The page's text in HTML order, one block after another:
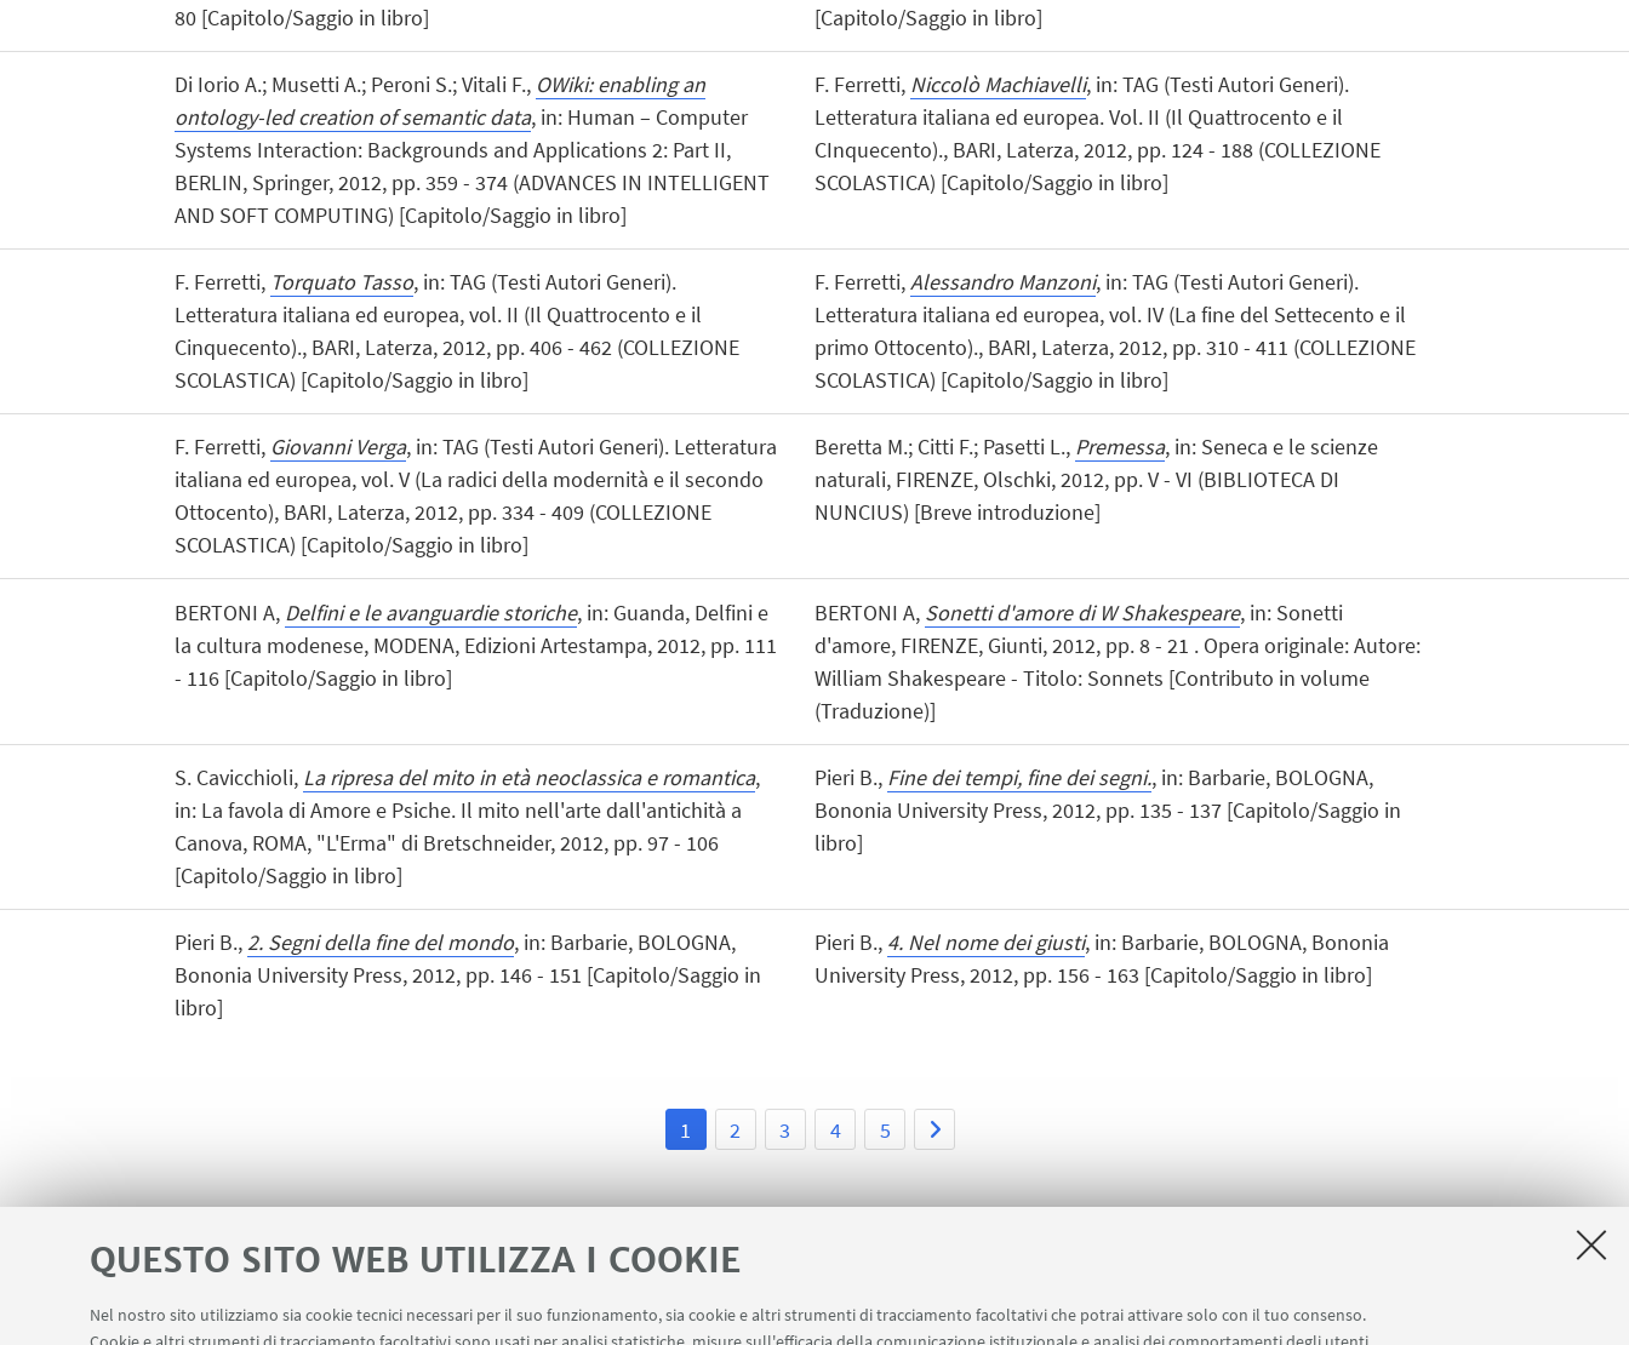
QUESTO SITO WEB UTILIZZA I COOKIE
Nel nostro sito utilizziamo sia cookie tecnici necessari per il suo funzionamento, sia cookie e altri strumenti di tracciamento facoltativi che potrai attivare solo con il tuo consenso.
80 [Capitolo/Saggio in libro]
[Capitolo/Saggio in libro]
Di Iorio A.; Musetti A.; Peroni S.; Vitali F., OWiki: enabling an
ontology-led creation of semantic data, in: Human – Computer
Systems Interaction: Backgrounds and Applications 2: Part II,
BERLIN, Springer, 2012, pp. 359 - 374 (ADVANCES IN INTELLIGENT
AND SOFT COMPUTING) [Capitolo/Saggio in libro]
F. Ferretti, Niccolò Machiavelli, in: TAG (Testi Autori Generi).
Letteratura italiana ed europea. Vol. II (Il Quattrocento e il
CInquecento)., BARI, Laterza, 2012, pp. 124 - 188 (COLLEZIONE
SCOLASTICA) [Capitolo/Saggio in libro]
F. Ferretti, Torquato Tasso, in: TAG (Testi Autori Generi).
Letteratura italiana ed europea, vol. II (Il Quattrocento e il
Cinquecento)., BARI, Laterza, 2012, pp. 406 - 462 (COLLEZIONE
SCOLASTICA) [Capitolo/Saggio in libro]
F. Ferretti,Alessandro Manzoni, in: TAG (Testi Autori Generi).
Letteratura italiana ed europea, vol. IV (La fine del Settecento e il
primo Ottocento)., BARI, Laterza, 2012, pp. 310 - 411 (COLLEZIONE
SCOLASTICA) [Capitolo/Saggio in libro]
F. Ferretti, Giovanni Verga, in: TAG (Testi Autori Generi). Letteratura
italiana ed europea, vol. V (La radici della modernità e il secondo
Ottocento), BARI, Laterza, 2012, pp. 334 - 409 (COLLEZIONE
SCOLASTICA) [Capitolo/Saggio in libro]
Beretta M.; Citti F.; Pasetti L., Premessa, in: Seneca e le scienze
naturali, FIRENZE, Olschki, 2012, pp. V - VI (BIBLIOTECA DI
NUNCIUS) [Breve introduzione]
BERTONI A, Delfini e le avanguardie storiche, in: Guanda, Delfini e
la cultura modenese, MODENA, Edizioni Artestampa, 2012, pp. 111
- 116 [Capitolo/Saggio in libro]
BERTONI A, Sonetti d'amore di W Shakespeare, in: Sonetti
d'amore, FIRENZE, Giunti, 2012, pp. 8 - 21 . Opera originale: Autore:
William Shakespeare - Titolo: Sonnets [Contributo in volume
(Traduzione)]
S. Cavicchioli, La ripresa del mito in età neoclassica e romantica,
in: La favola di Amore e Psiche. Il mito nell'arte dall'antichità a
Canova, ROMA, "L'Erma" di Bretschneider, 2012, pp. 97 - 106
[Capitolo/Saggio in libro]
Pieri B., Fine dei tempi, fine dei segni., in: Barbarie, BOLOGNA,
Bononia University Press, 2012, pp. 135 - 137 [Capitolo/Saggio in
libro]
Pieri B.,2. Segni della fine del mondo, in: Barbarie, BOLOGNA,
Bononia University Press, 2012, pp. 146 - 151 [Capitolo/Saggio in
libro]
Pieri B., 4. Nel nome dei giusti, in: Barbarie, BOLOGNA, Bononia
University Press, 2012, pp. 156 - 163 [Capitolo/Saggio in libro]
1 2 3 4 5